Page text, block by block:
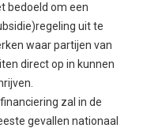
bedoeld om een
uit te
waar partijen van
direct op in kunnen
zal in de
gevallen nationaal